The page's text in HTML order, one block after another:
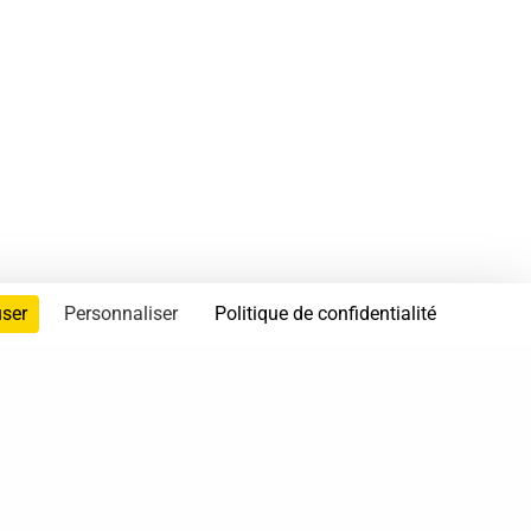
Personnaliser Politique de confidentialité